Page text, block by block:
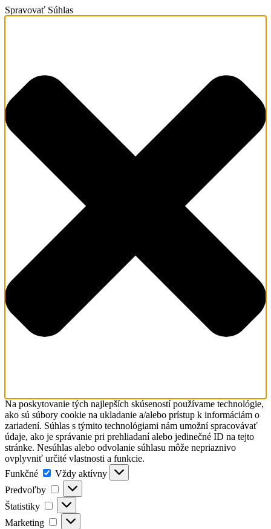
Spravovať Súhlas
Na poskytovanie tých najlepších skúseností používame technológie,
ako sú súbory cookie na ukladanie a/alebo prístup k informáciám o
zariadení. Súhlas s týmito technológiami nám umožní spracovávať
údaje, ako je správanie pri prehliadaní alebo jedinečné ID na tejto
stránke. Nesúhlas alebo odvolanie súhlasu môže nepriaznivo
ovplyvniť určité vlastnosti a funkcie.
Funkčné
Funkčné
Vždy aktívny
Predvoľby
Predvoľby
Štatistiky Štatistiky
Marketing Marketing